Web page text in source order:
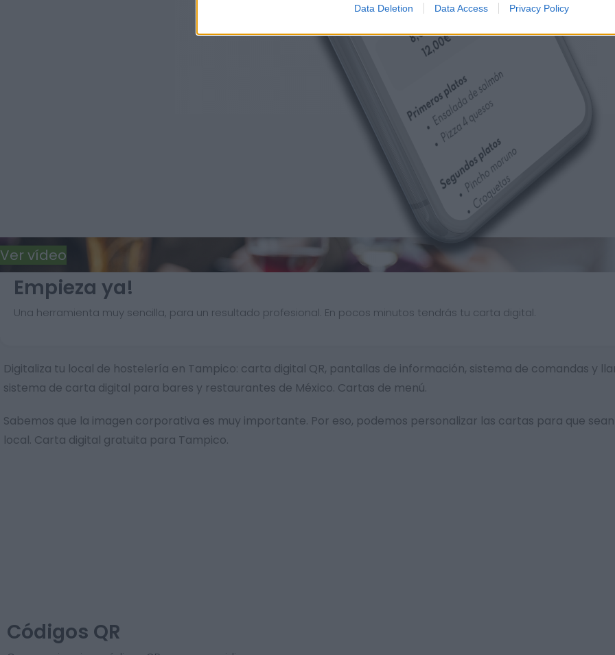
Data Deletion Data Access Privacy Policy
Empieza ya!
Una herramienta muy sencilla, para un resultado profesional. En pocos minutos tendrás tu carta digital.
Digitaliza tu local de hostelería en Tampico: carta digital QR, pantallas de información, sistema de comandas y
sistema de carta digital para bares y restaurantes de México. Cartas de menú.
Sabemos que la imagen corporativa es muy importante. Por eso, podemos personalizar las cartas para que
local. Carta digital gratuita para Tampico.
Ver vídeo
Códigos QR